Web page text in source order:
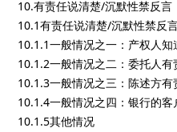
10.有责任说清楚/沉默性禁反言
10.1有责任说清楚/沉默性禁反
10.1.1一般情况之一：产权人
10.1.2一般情况之二：委托人
10.1.3一般情况之三：陈述方
10.1.4一般情况之四：银行的
10.1.5其他情况